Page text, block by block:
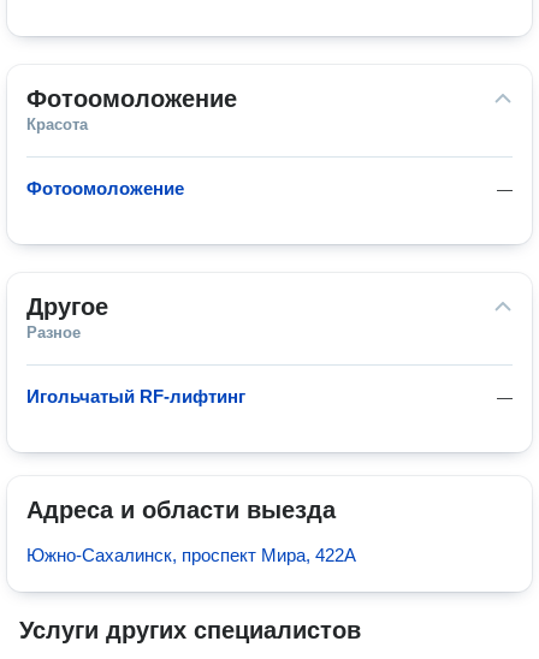
Фотоомоложение
Красота
—
Фотоомоложение
Другое
Разное
—
Игольчатый RF-лифтинг
Адреса и области выезда
Южно-Сахалинск, проспект Мира, 422А
Услуги других специалистов